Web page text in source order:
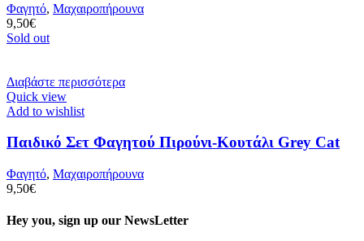
Φαγητό, Μαχαιροπήρουνα
9,50€
Sold out
Διαβάστε περισσότερα
Quick view
Add to wishlist
Παιδικό Σετ Φαγητού Πιρούνι-Κουτάλι Grey Cat
Φαγητό, Μαχαιροπήρουνα
9,50€
Hey you, sign up our NewsLetter